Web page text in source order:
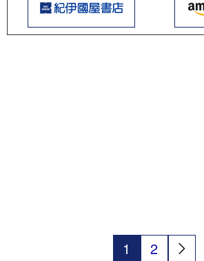
1 2